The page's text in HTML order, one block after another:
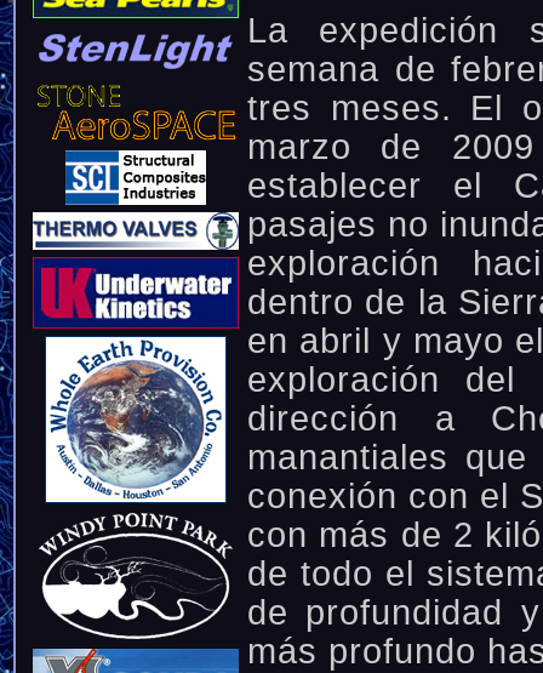
La expedición
semana de
tres meses. El
marzo de
establecer el
pasajes no
exploración
dentro de la
en abril y mayo
exploración
dirección a
manantiales
conexión con el
con más de 2
de todo el
de profundidad
más profundo